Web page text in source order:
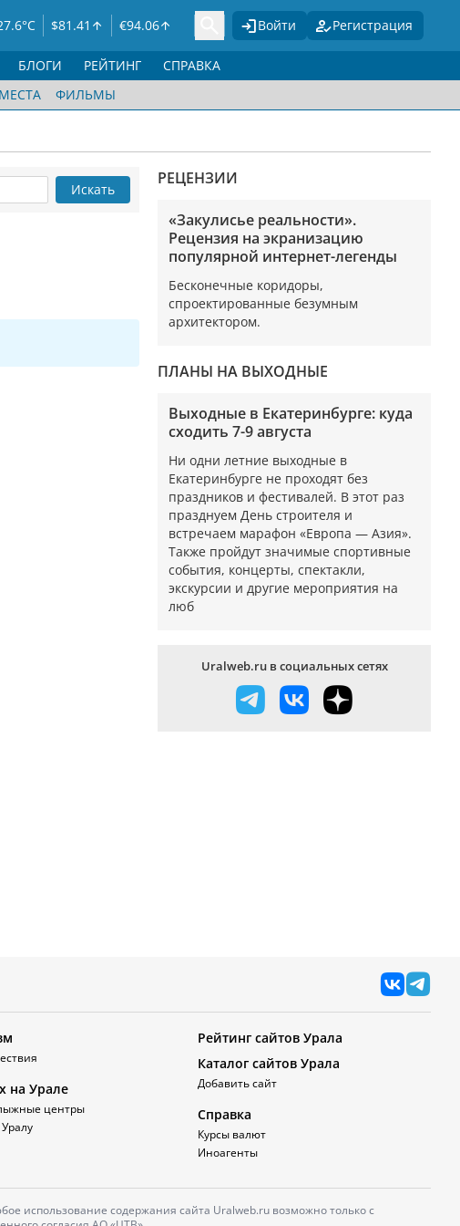
$81.41 €94.06 Войти Регистрация
МЕСТА ФИЛЬМЫ
БЛОГИ РЕЙТИНГ СПРАВКА
Искать
РЕЦЕНЗИИ
«Закулисье реальности».
Рецензия на экранизацию
популярной интернет-легенды
Бесконечные коридоры,
спроектированные безумным
архитектором.
ПЛАНЫ НА ВЫХОДНЫЕ
Выходные в Екатеринбурге: куда
сходить 7-9 августа
Ни одни летние выходные в
Екатеринбурге не проходят без
праздников и фестивалей. В этот раз
празднуем День строителя и
встречаем марафон «Европа — Азия».
Также пройдут значимые спортивные
события, концерты, спектакли,
экскурсии и другие мероприятия на
люб
Uralweb.ru в социальных сетях
на Урале
центры
Рейтинг сайтов Урала
Каталог сайтов Урала
Добавить сайт
Справка
Курсы валют
Иноагенты
использование содержания сайта Uralweb.ru возможно только с